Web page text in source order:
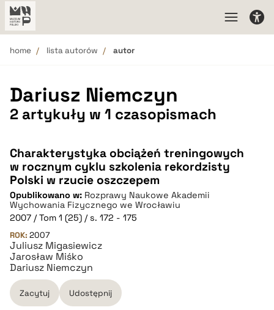
home lista autorów autor
Dariusz Niemczyn
2 artykuły w 1 czasopismach
Charakterystyka obciążeń treningowych
w rocznym cyklu szkolenia rekordzisty
Polski w rzucie oszczepem
Opublikowano w: Rozprawy Naukowe Akademii
Wychowania Fizycznego we Wrocławiu
2007 / Tom 1 (25) / s. 172 - 175
ROK: 2007
Juliusz Migasiewicz
Jarosław Miśko
Dariusz Niemczyn
Zacytuj Udostępnij